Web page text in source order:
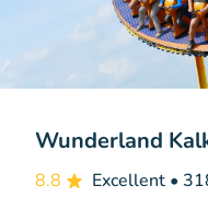
Wunderland
8.8 Excellent •